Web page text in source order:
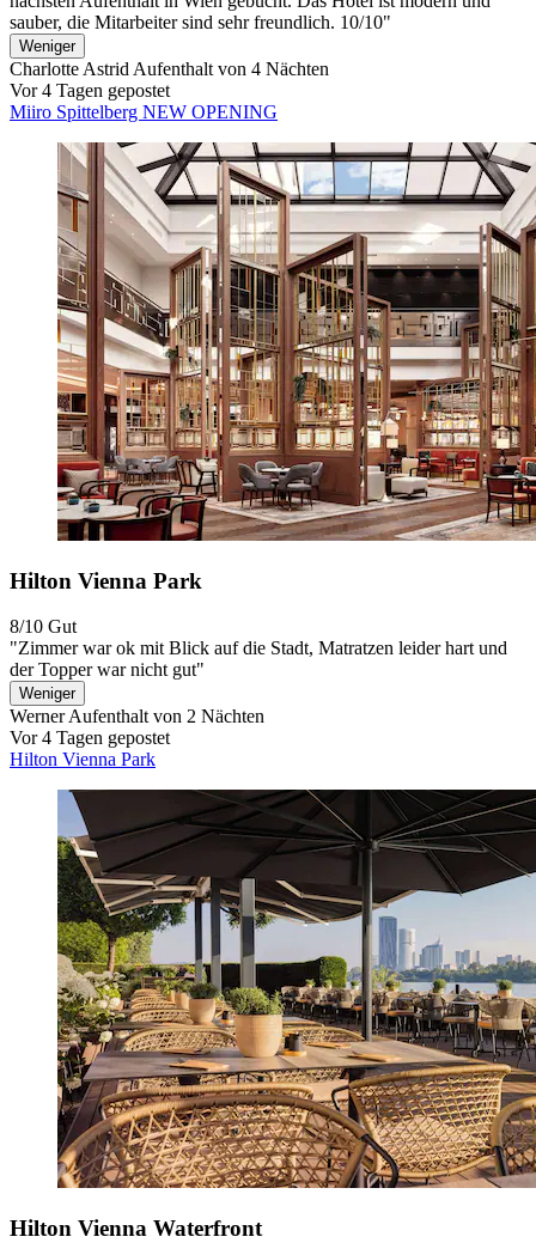
sauber, die Mitarbeiter sind sehr freundlich. 10/10"
Weniger
Charlotte Astrid Aufenthalt von 4 Nächten
Vor 4 Tagen gepostet
Miiro Spittelberg NEW OPENING
Hilton Vienna Park
8/10 Gut
"Zimmer war ok mit Blick auf die Stadt, Matratzen leider hart und
der Topper war nicht gut"
Weniger
WernerAufenthalt von 2 Nächten
Vor 4 Tagen gepostet
Hilton Vienna Park
Hilton Vienna Waterfront